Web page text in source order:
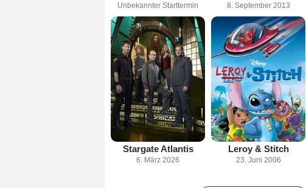
Unbekannter Starttermin 8. September 2013
Stargate Atlantis
6. März 2026
Leroy & Stitch
23. Juni 2006